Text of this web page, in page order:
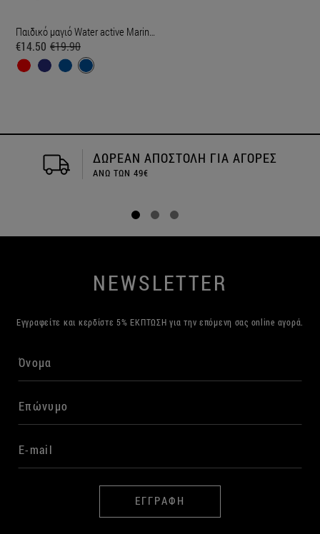
Παιδικό μαγιό Water active Marine Blue
€14.50 €19.90
ΔΩΡΕΑΝ ΑΠΟΣΤΟΛΗ ΓΙΑ ΑΓΟΡΕΣ
ΑΝΩ ΤΩΝ 49€
NEWSLETTER
Εγγραφείτε και κερδίστε 5% ΕΚΠΤΩΣΗ για την επόμενη σας online αγορά.
ΕΓΓΡΑΦΗ